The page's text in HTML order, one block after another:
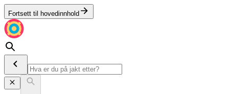
Fortsett til hovedinnhold